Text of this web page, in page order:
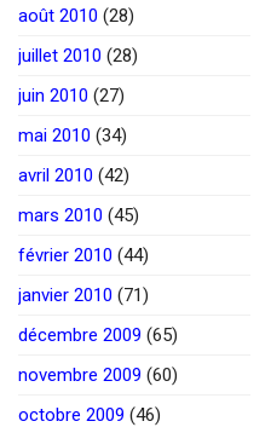
août 2010 (28)
juillet 2010 (28)
juin 2010 (27)
mai 2010 (34)
avril 2010 (42)
mars 2010 (45)
février 2010 (44)
janvier 2010 (71)
décembre 2009 (65)
novembre 2009 (60)
octobre 2009 (46)